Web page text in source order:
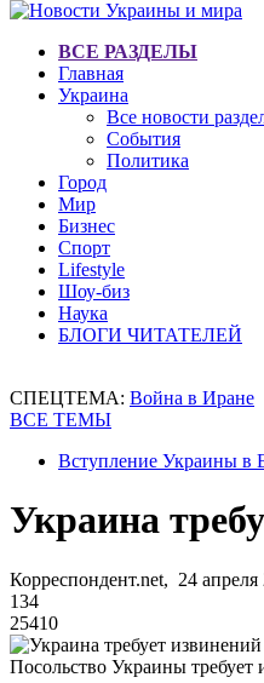
ВСЕ РАЗДЕЛЫ
Главная
Украина
Все новости
События
Политика
Город
Мир
Бизнес
Спорт
Lifestyle
Шоу-биз
Наука
БЛОГИ ЧИТАТЕЛЕЙ
СПЕЦТЕМА: Война в Иране
ВСЕ ТЕМЫ
Вступление Украины в
Украина
Корреспондент.net, 24 апреля
134
25410
Посольство Украины требует